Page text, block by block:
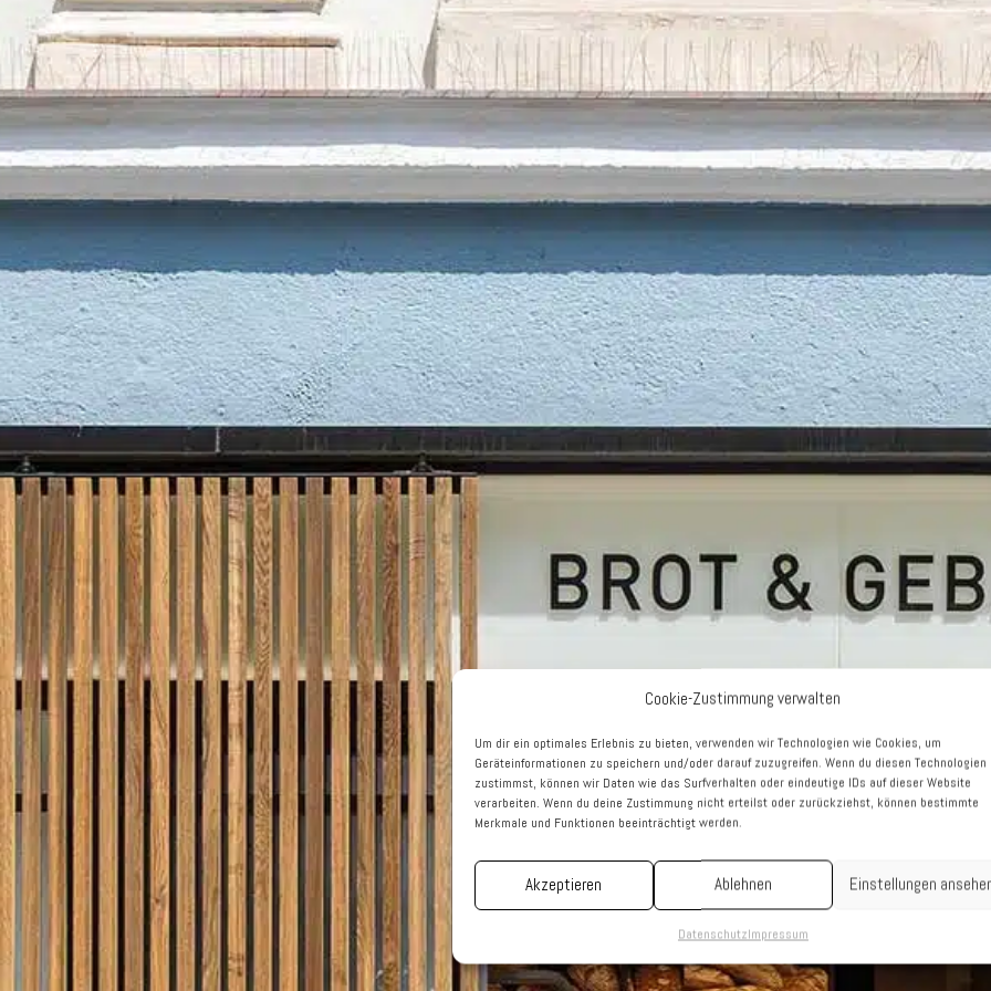
Cookie-Zustimmung verwalten
Um dir ein optimales Erlebnis zu bieten, verwenden wir Technologien wie Cookies, um
Geräteinformationen zu speichern und/oder darauf zuzugreifen. Wenn du diesen Technologien
zustimmst, können wir Daten wie das Surfverhalten oder eindeutige IDs auf dieser Website
verarbeiten. Wenn du deine Zustimmung nicht erteilst oder zurückziehst, können bestimmte
Merkmale und Funktionen beeinträchtigt werden.
Akzeptieren Ablehnen Einstellungen
DatenschutzImpressum